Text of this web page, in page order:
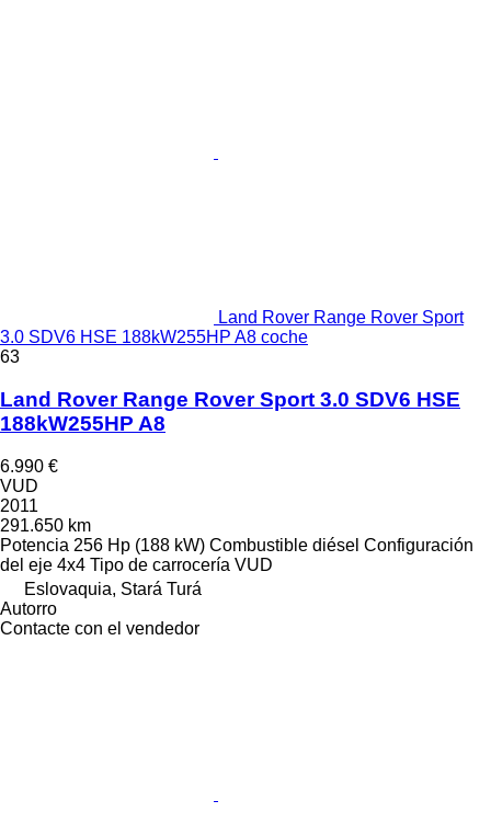
Land Rover Range Rover Sport
3.0 SDV6 HSE 188kW255HP A8 coche
63
Land Rover Range Rover Sport 3.0 SDV6 HSE
188kW255HP A8
6.990 €
VUD
2011
291.650 km
Potencia 256 Hp (188 kW) Combustible diésel Configuración
del eje 4x4 Tipo de carrocería VUD
Eslovaquia, Stará Turá
Autorro
Contacte con el vendedor